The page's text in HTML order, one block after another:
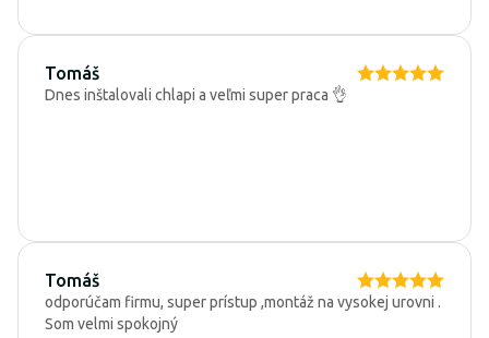
Tomáš
Dnes inštalovali chlapi a veľmi super praca 👌
Tomáš
odporúčam firmu, super prístup ,montáž na vysokej urovni .
Som velmi spokojný